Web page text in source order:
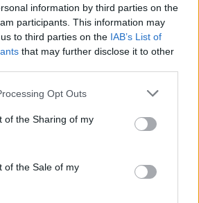
information by third parties on the
participants. This information may
to third parties on the IAB’s List of
that may further disclose it to other
app uses one or more Google
or usage behaviour. You may click to
to Google and its third-party tags to
specified purposes in below Google
Opt Outs
of the Sharing of my
of the Sale of my
είναι σχεδόν πανθομολογούμενο
διεθνή μεγαθήρια, αποτελεί μιας
επένδυση.
βέβαια οι έρευνες να
της Κρήτης…